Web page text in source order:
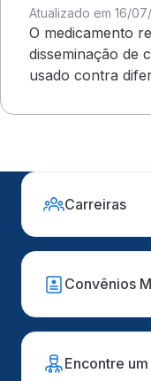
Atualizado em 16/
O medicamento
disseminação de
usado contra
Carreiras
Convênios
Encontre